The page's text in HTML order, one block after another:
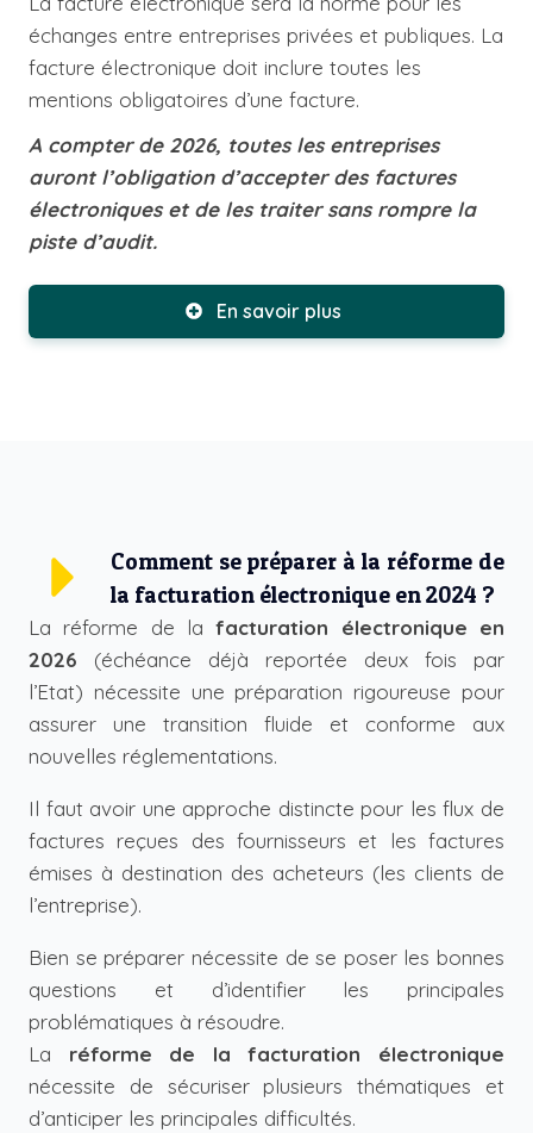
échanges entre entreprises privées et publiques. La
facture électronique doit inclure toutes les
mentions obligatoires d’une facture.
A compter de 2026, toutes les entreprises
auront l’obligation d’accepter des factures
électroniques et de les traiter sans rompre la
piste d’audit.
En savoir plus
Comment se préparer à la réforme de
la facturation électronique en 2024 ?
La réforme de lafacturation électronique en
2026 (échéance déjà reportée deux fois par
l’Etat) nécessite une préparation rigoureuse pour
assurer une transition fluide et conforme aux
nouvelles réglementations.
Il faut avoir une approche distincte pour les flux de
factures reçues des fournisseurs et les factures
émises à destination des acheteurs (les clients de
l’entreprise).
Bien se préparer nécessite de se poser les bonnes
questions et d’identifier les principales
problématiques à résoudre.
La réforme de la facturation électronique
nécessite de sécuriser plusieurs thématiques et
d’anticiper les principales difficultés.